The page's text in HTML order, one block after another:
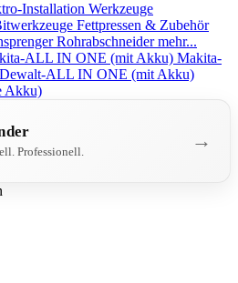
Installation Werkzeuge
Fettpressen & Zubehör
Rohrabschneider mehr...
ALL IN ONE (mit Akku) Makita-
Dewalt-ALL IN ONE (mit Akku)
Akku)
Professionell. →